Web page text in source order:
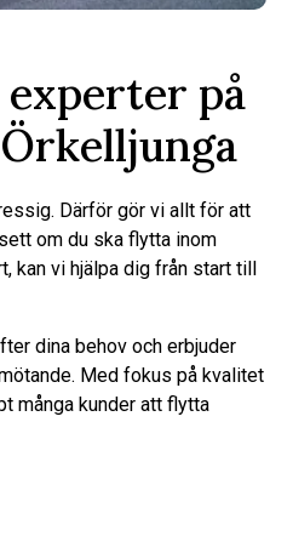
experter på
Därför gör vi allt för att
om du ska flytta inom
kan vi hjälpa dig från start till
dina behov och erbjuder
Med fokus på kvalitet
många kunder att flytta